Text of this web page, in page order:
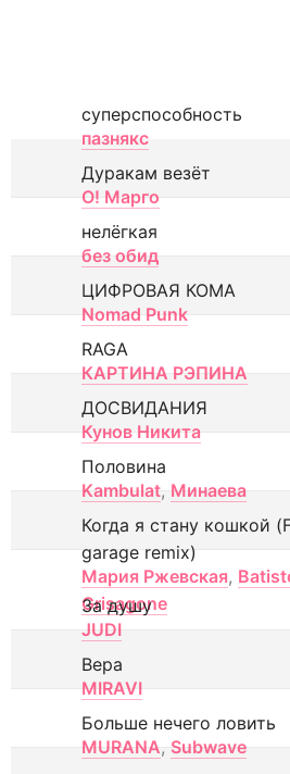
суперспособность
пазнякс
Дуракам везёт
О! Марго
нелёгкая
без обид
ЦИФРОВАЯ КОМА
Nomad Punk
RAGA
КАРТИНА РЭПИНА
ДОСВИДАНИЯ
Кунов Никита
Половина
Kambulat, Минаева
Когда я стану кошкой
garage remix)
Мария Ржевская,
Grisagone
За душу
JUDI
Вера
MIRAVI
Больше нечего ловить
MURANA, Subwave